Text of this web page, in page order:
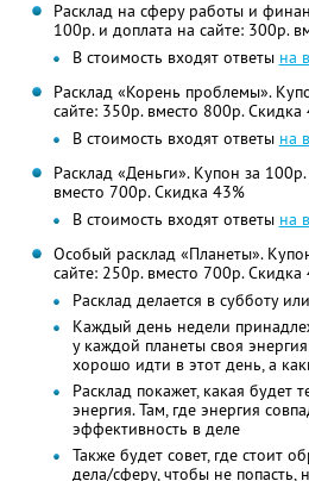
Расклад на сферу работы и
100р. и доплата на сайте: 300р.
В стоимость входят ответы на
Расклад «Корень проблемы».
сайте: 350р. вместо 800р.Скидка
В стоимость входят ответы на
Расклад «Деньги». Купон за
вместо 700р.Скидка 43%
В стоимость входят ответы на
Особый расклад «Планеты».
сайте: 250р. вместо 700р.Скидка
Расклад делается в субботу
Каждый день недели
у каждой планеты своя
хорошо идти в этот день, а
Расклад покажет, какая будет
энергия. Там, где энергия
эффективность в деле
Также будет совет, где стоит
дела/сферу, чтобы не попасть,